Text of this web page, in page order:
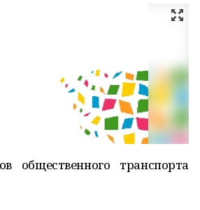
общественного транспорта